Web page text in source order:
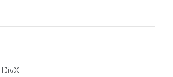
DivX